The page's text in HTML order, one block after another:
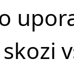
skozi